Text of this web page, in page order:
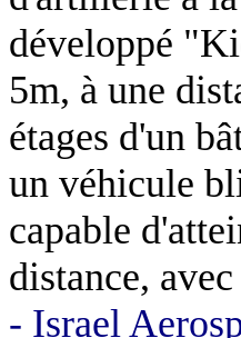
développé
5m, à une
étages d'un
un véhicule
capable
distance,
- Israel